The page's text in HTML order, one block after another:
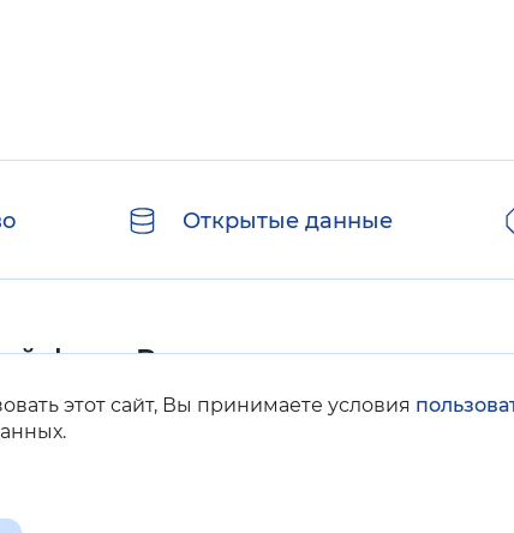
этот сайт, Вы принимаете условия
.
Открытые данные